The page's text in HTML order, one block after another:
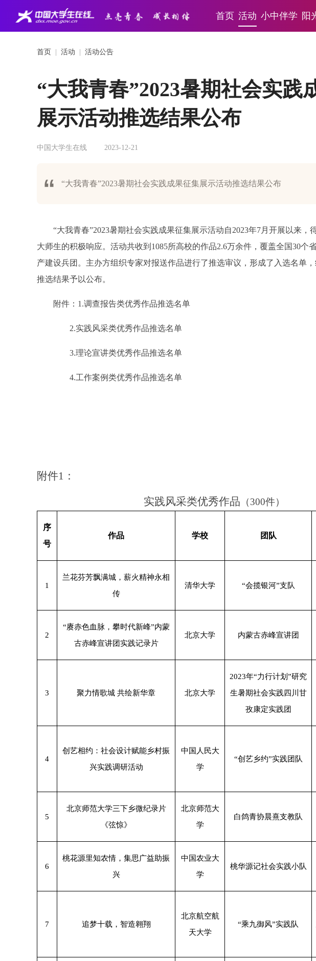
首页 活动 小中伴学 阳
首页 活动 活动公告
“大我青春”2023暑期社会实践
展示活动推选结果公布
中国大学生在线 2023-12-21
“大我青春”2023暑期社会实践成果征集展示活动推选结果公布
“大我青春”2023暑期社会实践成果征集展示活动自2023年7月开展以来，
大师生的积极响应。活动共收到1085所高校的作品2.6万余件，覆盖全国30个
产建设兵团。主办方组织专家对报送作品进行了推选审议，形成了入选名单
推选结果予以公布。
附件：1.调查报告类优秀作品推选名单
2.实践风采类优秀作品推选名单
3.理论宣讲类优秀作品推选名单
4.工作案例类优秀作品推选名单
附件1：
实践风采类优秀作品 （300件）
序
号
作品 学校 团队
1
兰花芬芳飘满城，薪火精神永相
传
清华大学 “会揽银河”支队
2
“赓赤色血脉，攀时代新峰”内蒙
古赤峰宣讲团实践记录片
北京大学 内蒙古赤峰宣讲团
3 聚力情歌城 共绘新华章 北京大学
2023年“力行计划”研究
生暑期社会实践四川甘
孜康定实践团
4
创艺相约：社会设计赋能乡村振
兴实践调研活动
中国人民大
学
“创艺乡约”实践团队
5
北京师范大学三下乡微纪录片
《弦惊》
北京师范大
学
白鸽青协晨熹支教队
6
桃花源里知农情，集思广益助振
兴
中国农业大
学
桃华源记社会实践小队
7 追梦十载，智造翱翔
北京航空航
天大学
“乘九御风”实践队